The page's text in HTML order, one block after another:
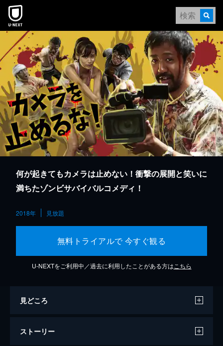
本文へスキップ
何が起きてもカメラは止めない！衝撃の展開と笑いに
満ちたゾンビサバイバルコメディ！
2018年 見放題
無料トライアルで 今すぐ観る
U-NEXTをご利用中／過去に利用したことがある方は こちら
見どころ
ストーリー